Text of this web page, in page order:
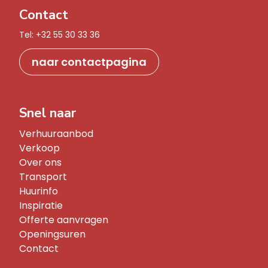
Contact
Tel: +32 55 30 33 36
naar contactpagina
Snel naar
Verhuuraanbod
Verkoop
Over ons
Transport
Huurinfo
Inspiratie
Offerte aanvragen
Openingsuren
Contact